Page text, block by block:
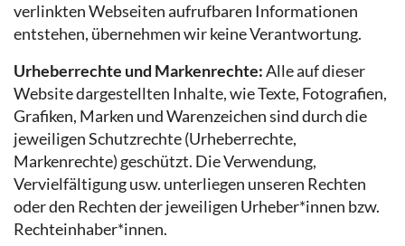
verlinkten Webseiten aufrufbaren Informationen
entstehen, übernehmen wir keine Verantwortung.
Urheberrechte und Markenrechte:Alle auf dieser
Website dargestellten Inhalte, wie Texte, Fotografien,
Grafiken, Marken und Warenzeichen sind durch die
jeweiligen Schutzrechte (Urheberrechte,
Markenrechte) geschützt. Die Verwendung,
Vervielfältigung usw. unterliegen unseren Rechten
oder den Rechten der jeweiligen Urheber*innen bzw.
Rechteinhaber*innen.